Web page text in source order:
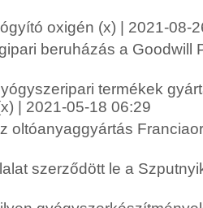
oxigén (x) | 2021-08-
beruházás a Goodwill
termékek
| 2021-05-18 06:29
oltóanyaggyártás
szerződött le a